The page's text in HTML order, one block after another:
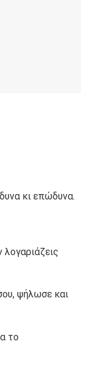
κι επώδυνα.
ψήλωσε και
το